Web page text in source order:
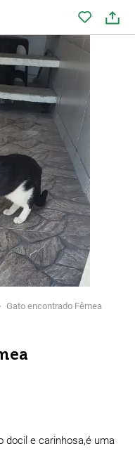
Gato encontrado Fêmea
docil e carinhosa,é uma